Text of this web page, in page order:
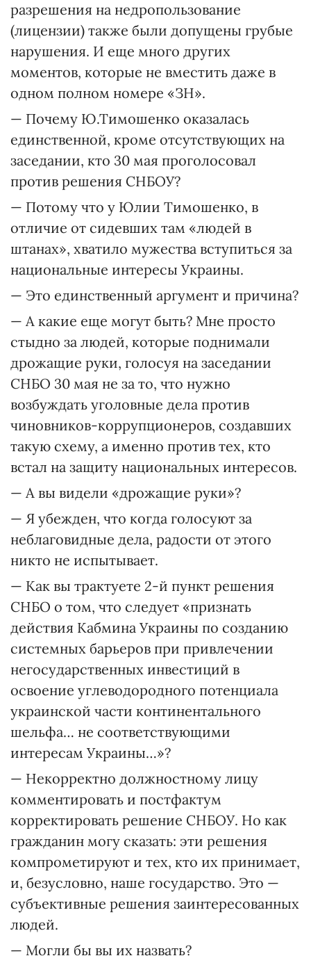
разрешения на недропользование
(лицензии) также были допущены грубые
нарушения. И еще много других
моментов, которые не вместить даже в
одном полном номере «ЗН».
— Почему Ю.Тимошенко оказалась
единственной, кроме отсутствующих на
заседании, кто 30 мая проголосовал
против решения СНБОУ?
— Потому что у Юлии Тимо­шенко, в
отличие от сидевших там «людей в
штанах», хватило мужества вступиться за
национальные интересы Украины.
— Это единственный аргумент и причина?
— А какие еще могут быть? Мне просто
стыдно за людей, которые поднимали
дрожащие руки, голосуя на заседании
СНБО 30 мая не за то, что нужно
возбуждать уголовные дела против
чиновников-коррупционеров, создавших
такую схему, а именно против тех, кто
встал на защиту национальных интересов.
— А вы видели «дрожащие руки»?
— Я убежден, что когда голосуют за
неблаговидные дела, радости от этого
никто не испытывает.
— Как вы трактуете 2-й пункт решения
СНБО о том, что следует «признать
действия Кабмина Украины по созданию
системных барьеров при привлечении
негосударственных инвестиций в
освоение углеводородного потенциала
украинской части континентального
шельфа… не соответствующими
интересам Украины…»?
— Некорректно должностному лицу
комментировать и постфактум
корректировать решение СНБОУ. Но как
гражданин могу сказать: эти решения
компрометируют и тех, кто их принимает,
и, безусловно, наше государство. Это —
субъективные решения заинтересованных
людей.
— Могли бы вы их назвать?